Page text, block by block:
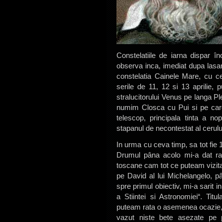
Constelatiile de iarna dispar
observa inca, imediat dupa
constelatia Cainele Mare, cu
serile de 11, 12 si 13 aprilie,
stralucitorului Venus pe langa
numim Closca cu Pui si pe
telescop, principala tinta a
stapanul de necontestat al
In urma cu ceva timp, sa tot fie
Drumul pâna acolo mi-a dat
toscane cam tot ce puteam
pe David al lui Michelangelo,
spre primul obiectiv, mi-a sarit
a Stiintei si Astronomiei“.
puteam rata o asemenea
vazut niste bete asezate pe